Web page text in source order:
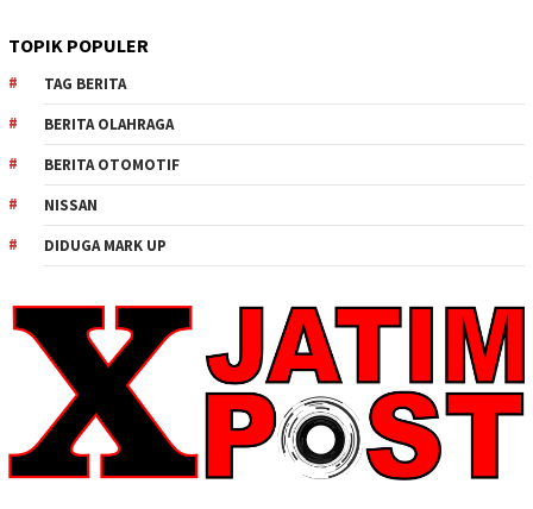
TOPIK POPULER
TAG BERITA
BERITA OLAHRAGA
BERITA OTOMOTIF
NISSAN
DIDUGA MARK UP